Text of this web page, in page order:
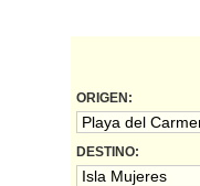
ORIGEN:
DESTINO: